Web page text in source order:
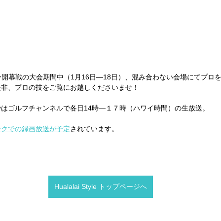
幕戦の大会期間中（1月16日―18日）、混み合わない会場にてプロ
、プロの技をご覧にお越しくださいませ！
ゴルフチャンネルで各日14時―１７時（ハワイ時間）の生放送。
での録画放送が予定されています。
Hualalai Style トップページへ